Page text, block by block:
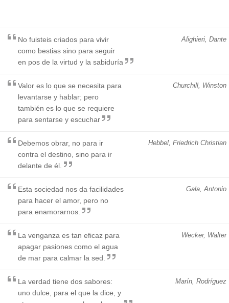
Alighieri, Dante
No fuisteis criados para vivir
como bestias sino para seguir
en pos de la virtud y la sabiduría
Churchill, Winston
Valor es lo que se necesita para
levantarse y hablar; pero
también es lo que se requiere
para sentarse y escuchar
Hebbel, Friedrich Christian
Debemos obrar, no para ir
contra el destino, sino para ir
delante de él.
Gala, Antonio
Esta sociedad nos da facilidades
para hacer el amor, pero no
para enamorarnos.
Wecker, Walter
La venganza es tan eficaz para
apagar pasiones como el agua
de mar para calmar la sed.
Marín, Rodríguez
La verdad tiene dos sabores:
uno dulce, para el que la dice, y